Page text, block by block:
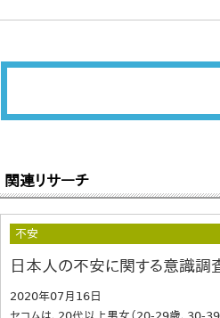
関連リサーチ
不安
日本人の不安に関する意識調
2020年07月16日